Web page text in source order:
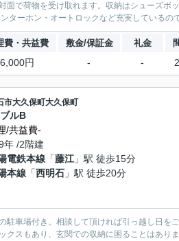
面で荷物を受け取れます。収納はシューズボ
ターホン・オートロックなど充実しているの
費・共益費 敷金/保証金 礼金
6,000円 - -
市大久保町大久保町
ルB
/共益費-
年 /2階建
電鉄本線 「藤江 」駅 徒歩15分
本線 「西明石 」駅 徒歩20分
駐車場付き。相談して頂ければ引っ越し日を
クスもあり、玄関での収納に困ることはあり